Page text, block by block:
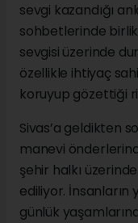
sevgi kazandığı
sohbetlerinde
sevgisi üzerinde
özellikle ihtiyaç
koruyup gözettiği
Sivas’a geldikten
manevi
şehir halkı
ediliyor. İnsanların
günlük